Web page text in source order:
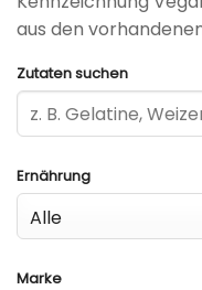
aus den
Zutaten suchen
Ernährung
Marke